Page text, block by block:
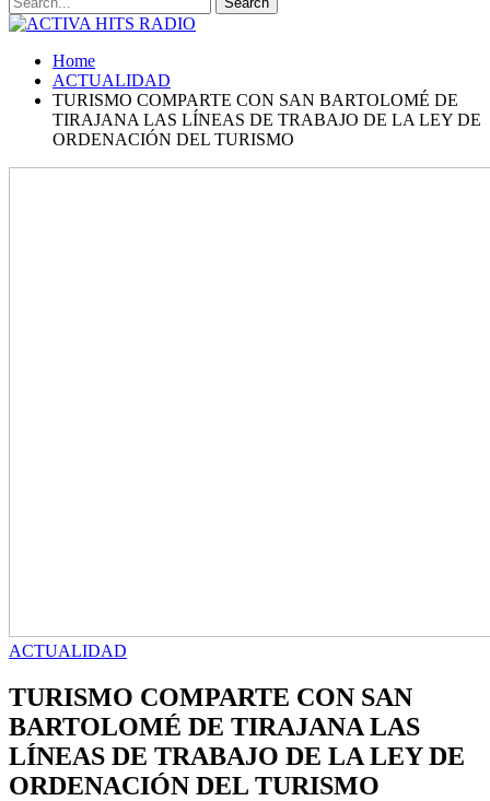
Home
ACTUALIDAD
TURISMO COMPARTE CON SAN BARTOLOMÉ DE
TIRAJANA LAS LÍNEAS DE TRABAJO DE LA LEY DE
ORDENACIÓN DEL TURISMO
ACTUALIDAD
TURISMO COMPARTE CON SAN
BARTOLOMÉ DE TIRAJANA LAS
LÍNEAS DE TRABAJO DE LA LEY DE
ORDENACIÓN DEL TURISMO